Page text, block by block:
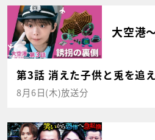
大空港
第3話 消えた子供と兎を追え
8月6日(木)放送分